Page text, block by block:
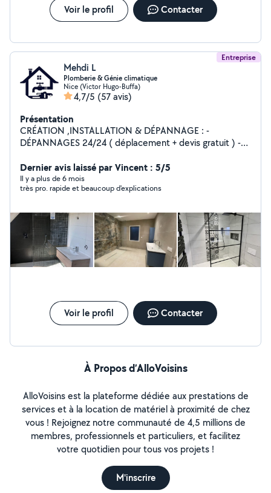
Voir le profil Contacter
Entreprise
Mehdi L
Plomberie & Génie climatique
Nice (Victor Hugo-Buffa)
4,7/5 (57 avis)
Présentation
CRÉATION ,INSTALLATION & DÉPANNAGE : -
DÉPANNAGES 24/24 ( déplacement + devis gratuit ) -
réféction : * Alimentation * Évacuation/vidange etc. -
INSTALLATION SANITAIRE( Lavabo , WC suspendu, bac
à douche, baignoire , chauffe-eaux , paroie de douche
etc.) - CLIMATISATION (Pose et mise en service)
*DEVIS GRATUIT* Intervention dans tout le 06( Alpes
maritimes) et le 83 ( var ) **N'hésitez pas à m'appeler si
je ne répond pas à votre demande **
Dernier avis laissé par Vincent : 5/5
Il y a plus de 6 mois
très pro. rapide et beaucoup d'explications
Voir le profil Contacter
À Propos d’AlloVoisins
AlloVoisins est la plateforme dédiée aux prestations de
services et à la location de matériel à proximité de chez
vous ! Rejoignez notre communauté de 4,5 millions de
membres, professionnels et particuliers, et facilitez
votre quotidien pour tous vos projets !
M'inscrire